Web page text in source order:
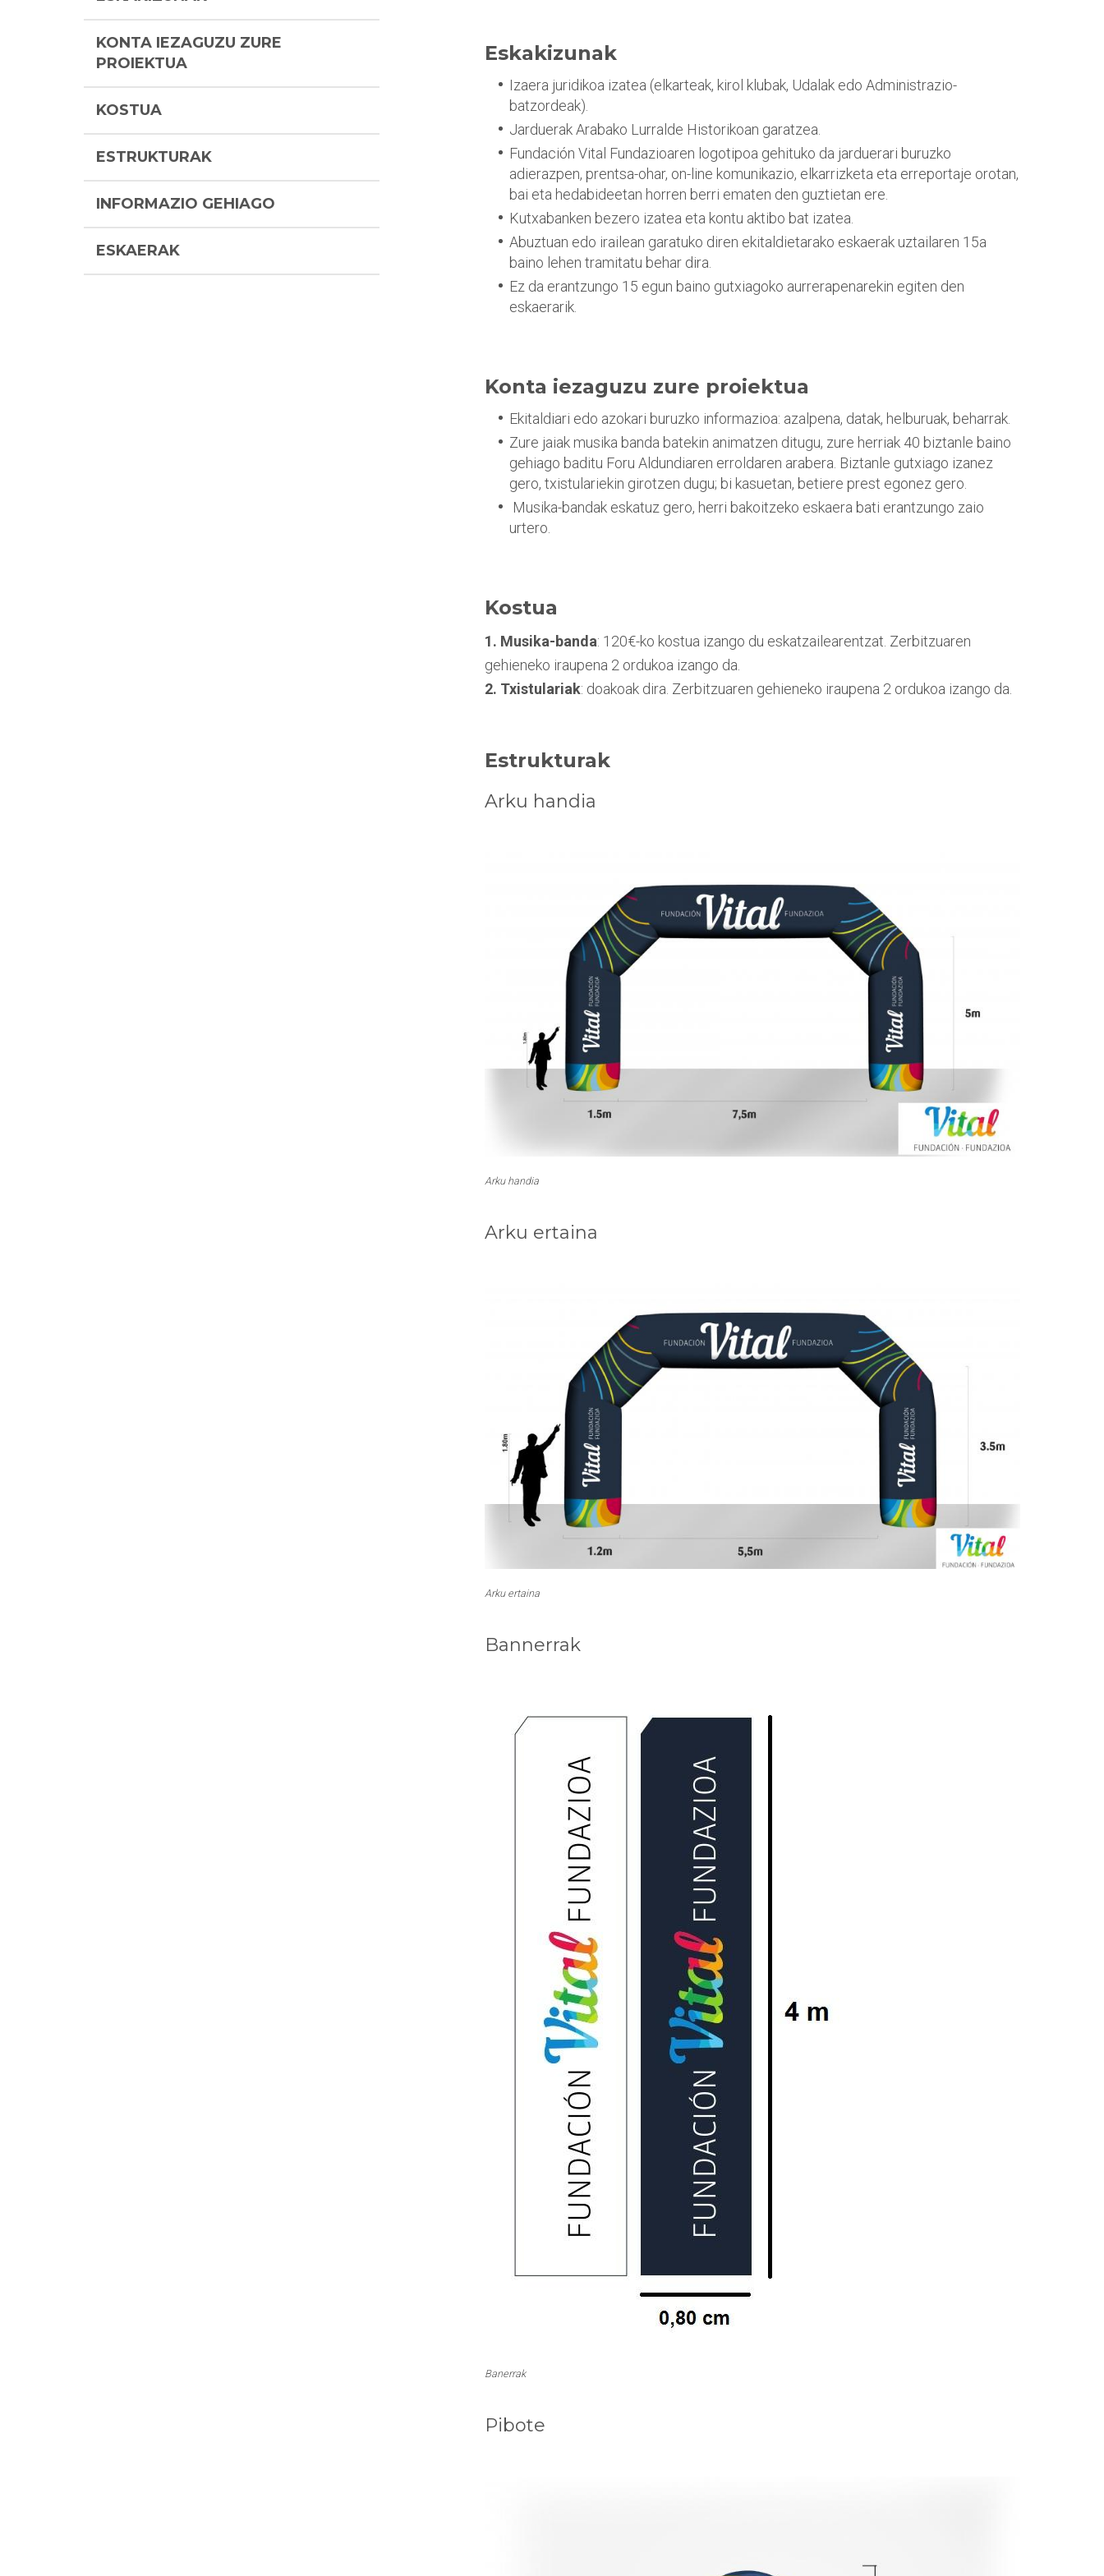
KONTA IEZAGUZU ZURE
PROIEKTUA
KOSTUA
ESTRUKTURAK
INFORMAZIO GEHIAGO
ESKAERAK
Eskakizunak
Izaera juridikoa izatea (elkarteak, kirol klubak, Udalak edo Administrazio-
batzordeak).
Jarduerak Arabako Lurralde Historikoan garatzea.
Fundación Vital Fundazioaren logotipoa gehituko da jarduerari buruzko
adierazpen, prentsa-ohar, on-line komunikazio, elkarrizketa eta erreportaje orotan,
bai eta hedabideetan horren berri ematen den guztietan ere.
Kutxabanken bezero izatea eta kontu aktibo bat izatea.
Abuztuan edo irailean garatuko diren ekitaldietarako eskaerak uztailaren 15a
baino lehen tramitatu behar dira.
Ez da erantzungo 15 egun baino gutxiagoko aurrerapenarekin egiten den
eskaerarik.
Konta iezaguzu zure proiektua
Ekitaldiari edo azokari buruzko informazioa: azalpena, datak, helburuak, beharrak.
Zure jaiak musika banda batekin animatzen ditugu, zure herriak 40 biztanle baino
gehiago baditu Foru Aldundiaren erroldaren arabera. Biztanle gutxiago izanez
gero, txistulariekin girotzen dugu; bi kasuetan, betiere prest egonez gero.
Musika-bandak eskatuz gero, herri bakoitzeko eskaera bati erantzungo zaio
urtero.
Kostua
1. Musika-banda: 120€-ko kostua izango du eskatzailearentzat. Zerbitzuaren
gehieneko iraupena 2 ordukoa izango da.
2. Txistulariak: doakoak dira. Zerbitzuaren gehieneko iraupena 2 ordukoa izango da.
Estrukturak
Arku handia
Arku handia
Arku ertaina
Arku ertaina
Bannerrak
Banerrak
Pibote